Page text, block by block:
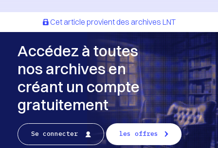
Cet article provient des archives LNT
Accédez à toutes
nos archives en
créant un compte
gratuitement
Se connecter les offres